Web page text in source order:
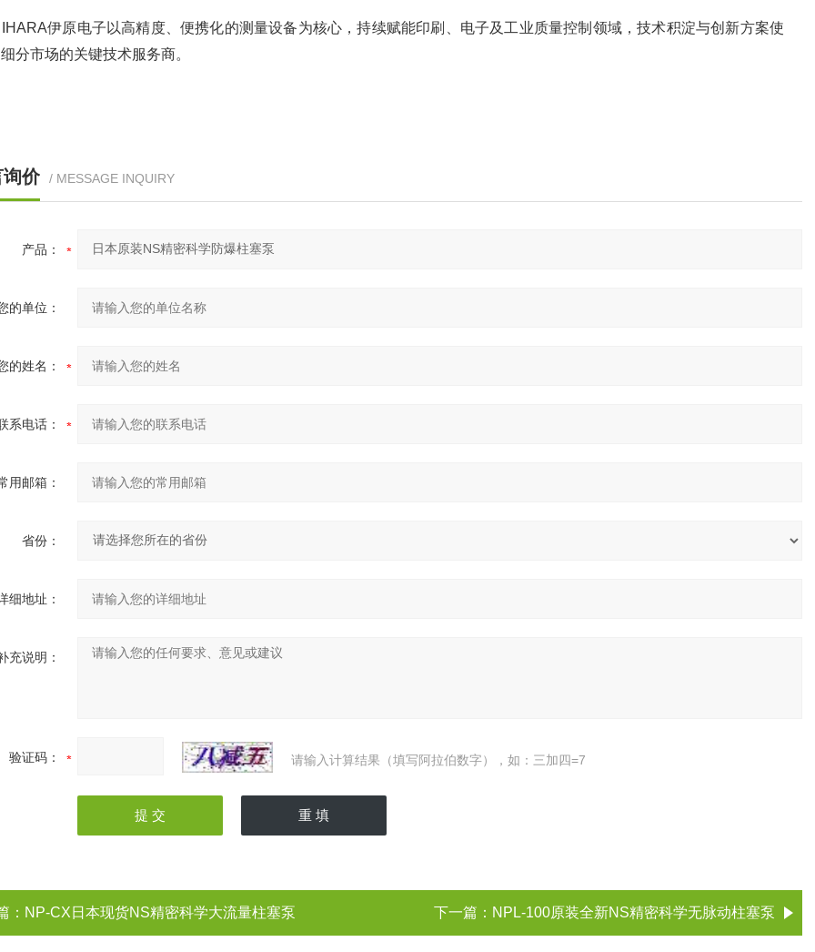
伊原电子以高精度、便携化的测量设备为核心，持续赋能印刷、电子及工业质量控制领域，技术积淀与创新方案使
分市场的关键技术服务商。
价 / MESSAGE INQUIRY
产品：
的单位：
的姓名：
系电话：
用邮箱：
省份：
细地址：
充说明：
验证码： 请输入计算结果（填写阿拉伯数字），如：三加四=7
： NP-CX日本现货NS精密科学大流量柱塞泵 下一篇： NPL-100原装全新NS精密科学无脉动柱塞泵